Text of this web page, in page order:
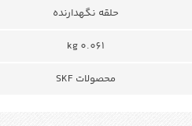
حلقه نگهدارنده
0.061 kg
محصولات SKF